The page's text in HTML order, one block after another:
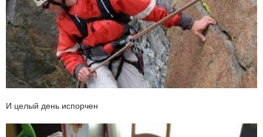
И целый день испорчен